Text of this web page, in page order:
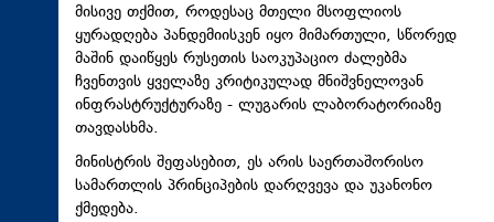
მისივე თქმით, როდესაც მთელი მსოფლიოს
ყურადღება პანდემიისკენ იყო მიმართული, სწორედ
მაშინ დაიწყეს რუსეთის საოკუპაციო ძალებმა
ჩვენთვის ყველაზე კრიტიკულად მნიშვნელოვან
ინფრასტრუქტურაზე - ლუგარის ლაბორატორიაზე
თავდასხმა.
მინისტრის შეფასებით, ეს არის საერთაშორისო
სამართლის პრინციპების დარღვევა და უკანონო
ქმედება.